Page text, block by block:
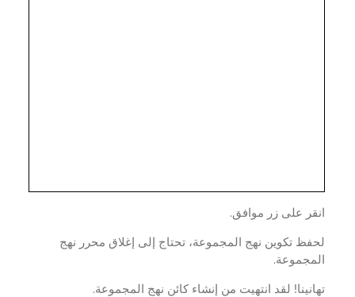
على زر موافق.
تكوين نهج المجموعة، تحتاج إلى إغلاق محرر نهج
لقد انتهيت من إنشاء كائن نهج المجموعة.